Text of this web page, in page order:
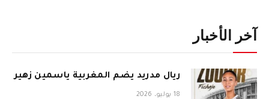
آخر الأخبار
ريال مدريد يضم المغربية ياسمين زهير
18 يوليو، 2026